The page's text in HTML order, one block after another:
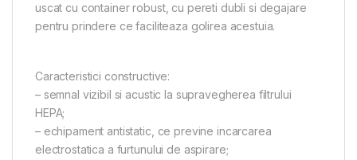
uscat cu container robust, cu pereti dubli si degajare
pentru prindere ce faciliteaza golirea acestuia.
Caracteristici constructive:
– semnal vizibil si acustic la supravegherea filtrului
HEPA;
– echipament antistatic, ce previne incarcarea
electrostatica a furtunului de aspirare;